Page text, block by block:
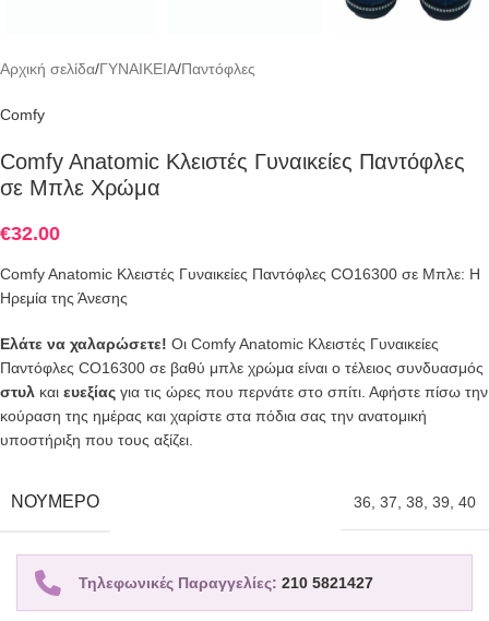
Αρχική σελίδα/ΓΥΝΑΙΚΕΙΑ/Παντόφλες
Comfy
Comfy Anatomic Κλειστές Γυναικείες Παντόφλες
σε Μπλε Χρώμα
€32.00
Comfy Anatomic Κλειστές Γυναικείες Παντόφλες CO16300 σε Μπλε: Η
Ηρεμία της Άνεσης
Ελάτε να χαλαρώσετε! Οι Comfy Anatomic Κλειστές Γυναικείες
Παντόφλες CO16300 σε βαθύ μπλε χρώμα είναι ο τέλειος συνδυασμός
στυλ και ευεξίας για τις ώρες που περνάτε στο σπίτι. Αφήστε πίσω την
κούραση της ημέρας και χαρίστε στα πόδια σας την ανατομική
υποστήριξη που τους αξίζει.
ΝΟΎΜΕΡΟ 36, 37, 38, 39, 40
Τηλεφωνικές Παραγγελίες: 210 5821427